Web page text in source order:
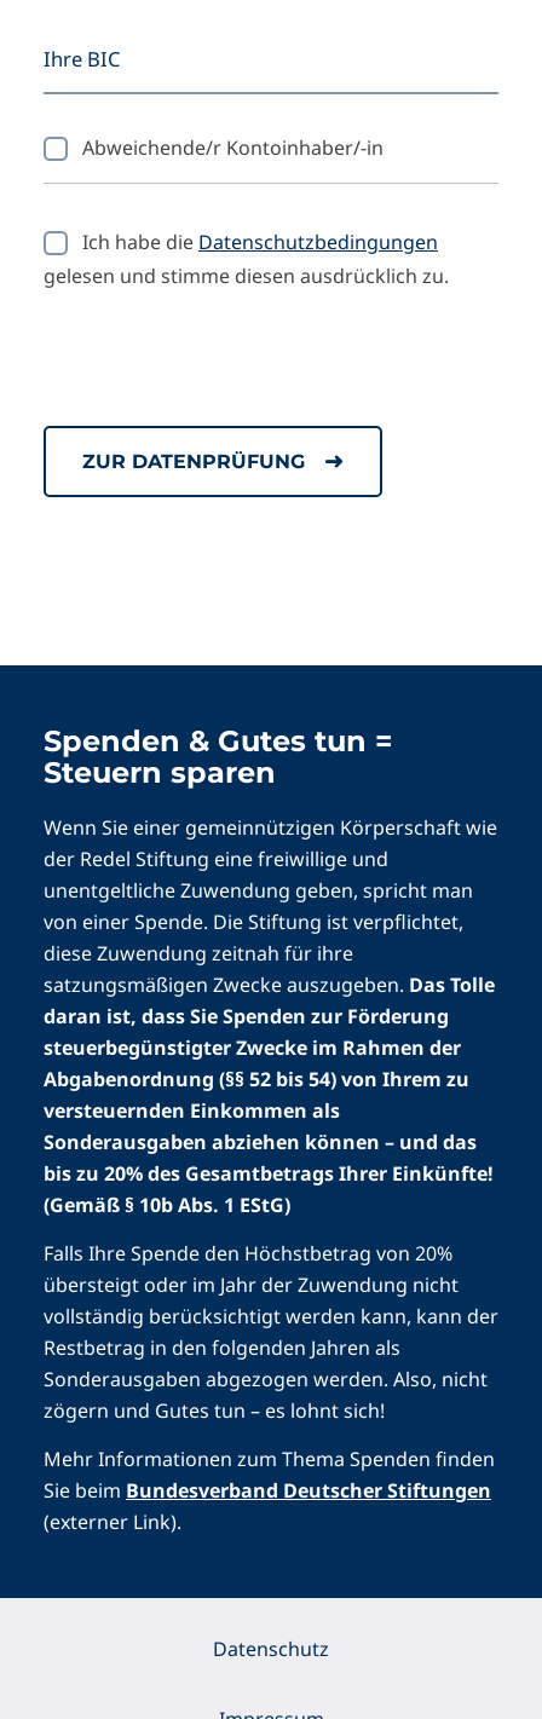
Ihre BIC
Abweichende/r Kontoinhaber/-in
Ich habe die Datenschutzbedingungen
gelesen und stimme diesen ausdrücklich zu.
ZUR DATENPRÜFUNG
Spenden & Gutes tun =
Steuern sparen
Wenn Sie einer gemeinnützigen Körperschaft wie
der Redel Stiftung eine freiwillige und
unentgeltliche Zuwendung geben, spricht man
von einer Spende. Die Stiftung ist verpflichtet,
diese Zuwendung zeitnah für ihre
satzungsmäßigen Zwecke auszugeben. Das Tolle
daran ist, dass Sie Spenden zur Förderung
steuerbegünstigter Zwecke im Rahmen der
Abgabenordnung (§§ 52 bis 54) von Ihrem zu
versteuernden Einkommen als
Sonderausgaben abziehen können – und das
bis zu 20% des Gesamtbetrags Ihrer Einkünfte!
(Gemäß § 10b Abs. 1 EStG)
Falls Ihre Spende den Höchstbetrag von 20%
übersteigt oder im Jahr der Zuwendung nicht
vollständig berücksichtigt werden kann, kann der
Restbetrag in den folgenden Jahren als
Sonderausgaben abgezogen werden. Also, nicht
zögern und Gutes tun – es lohnt sich!
Mehr Informationen zum Thema Spenden finden
Sie beim Bundesverband Deutscher Stiftungen
(externer Link).
Datenschutz